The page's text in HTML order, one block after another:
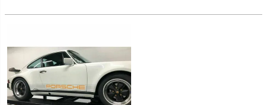
S IN TWO COLORS CARRERA 1979-